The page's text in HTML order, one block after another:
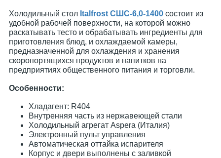
Холодильный стол Italfrost СШС-6,0-1400 состоит из
удобной рабочей поверхности, на которой можно
раскатывать тесто и обрабатывать ингредиенты для
приготовления блюд, и охлаждаемой камеры,
предназначенной для охлаждения и хранения
скоропортящихся продуктов и напитков на
предприятиях общественного питания и торговли.
Особенности:
Хладагент: R404
Внутренняя часть из нержавеющей стали
Холодильный агрегат Aspera (Италия)
Электронный пульт управления
Автоматическая оттайка испарителя
Корпус и двери выполнены с заливкой